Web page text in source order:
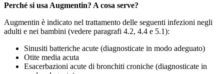
Perché si usa Augmentin? A cosa serve?
Augmentin è indicato nel trattamento delle seguenti infezioni negli
adulti e nei bambini (vedere paragrafi 4.2, 4.4 e 5.1):
Sinusiti batteriche acute (diagnosticate in modo adeguato)
Otite media acuta
Esacerbazioni acute di bronchiti croniche (diagnosticate in